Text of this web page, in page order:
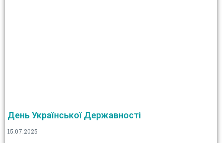
День Української Державності
15.07.2025